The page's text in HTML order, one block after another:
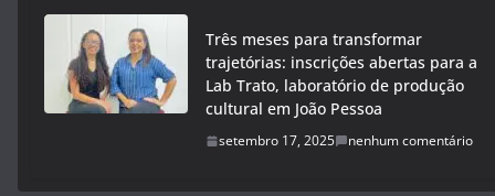
Três meses para transformar
trajetórias: inscrições abertas para a
Lab Trato, laboratório de produção
cultural em João Pessoa
setembro 17, 2025 nenhum comentário